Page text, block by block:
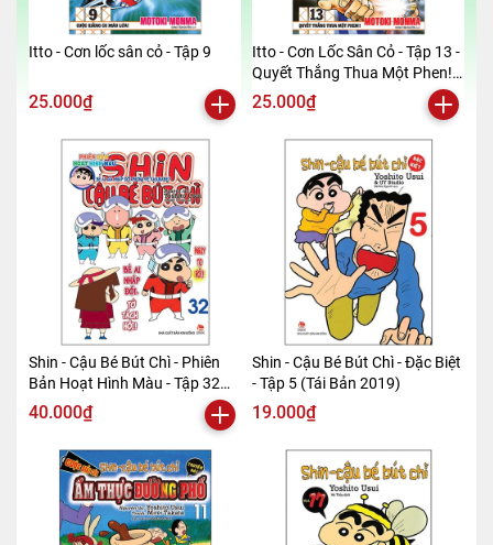
Itto - Cơn lốc sân cỏ - Tập 9
25.000₫
Itto - Cơn Lốc Sân Cỏ - Tập 13 -
Quyết Thắng Thua Một Phen!!
(Tái Bản 2024)
25.000₫
Shin - Cậu Bé Bút Chì - Phiên
Bản Hoạt Hình Màu - Tập 32
(Tái Bản 2019)
40.000₫
Shin - Cậu Bé Bút Chì - Đặc Biệt
- Tập 5 (Tái Bản 2019)
19.000₫